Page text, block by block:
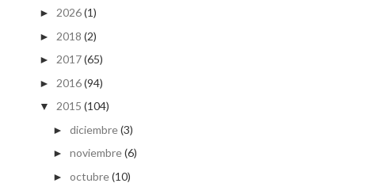
► 2026(1)
► 2018 (2)
► 2017(65)
► 2016(94)
▼ 2015 (104)
► diciembre(3)
► noviembre(6)
► octubre(10)